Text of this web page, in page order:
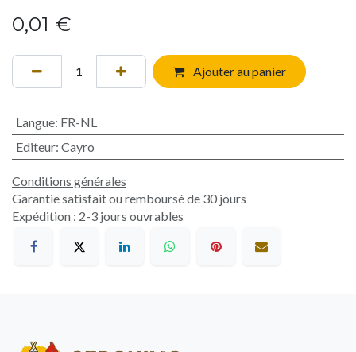
0,01 €
Ajouter au panier
Langue: FR-NL
Editeur: Cayro
Conditions générales
Garantie satisfait ou remboursé de 30 jours
Expédition : 2-3 jours ouvrables